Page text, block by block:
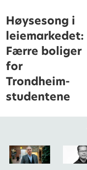
Høysesong i
leiemarkedet:
Færre boliger
for
Trondheim-
studentene